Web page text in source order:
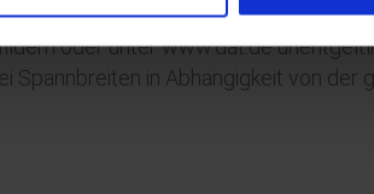
werden, der an allen
oder unter www.dat.de
Spannbreiten in Abhängigkeit von der